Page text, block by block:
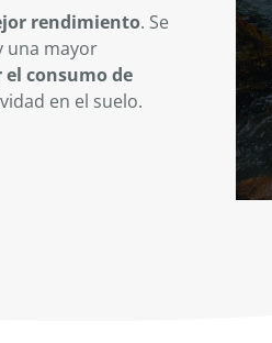
rendimiento. Se
una mayor
el consumo de
en el suelo.